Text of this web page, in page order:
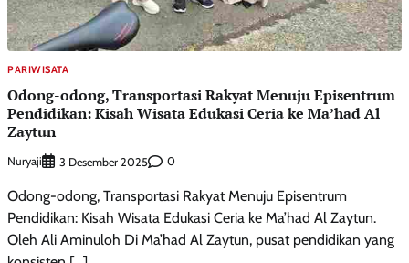
PARIWISATA
Odong-odong, Transportasi Rakyat Menuju Episentrum
Pendidikan: Kisah Wisata Edukasi Ceria ke Ma’had Al
Zaytun
Nuryaji 3 Desember 2025 0
Odong-odong, Transportasi Rakyat Menuju Episentrum
Pendidikan: Kisah Wisata Edukasi Ceria ke Ma’had Al Zaytun.
Oleh Ali Aminuloh Di Ma’had Al Zaytun, pusat pendidikan yang